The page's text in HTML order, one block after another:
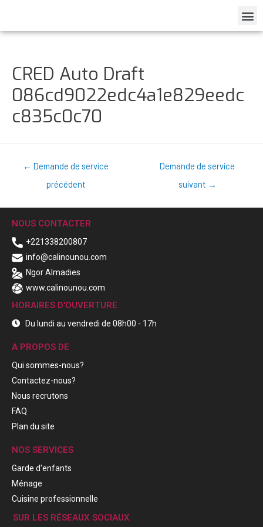
CRED Auto Draft
086cd9022edc4a1e829eedc
c835c0c70
← Demande de service
précédent
Demande de service
suivant →
NOUS CONTACTER
+221338200807
info@calinounou.com
Ngor Almadies
www.calinounou.com
HORAIRES D'OUVERTURE
Du lundi au vendredi de 08h00 - 17h
A PROPOS DE
Qui sommes-nous?
Contactez-nous?
Nous recrutons
FAQ
Plan du site
NOS SERVICES
Garde d'enfants
Ménage
Cuisine professionnelle
SUR LES RÉSEAUX SOCIAUX